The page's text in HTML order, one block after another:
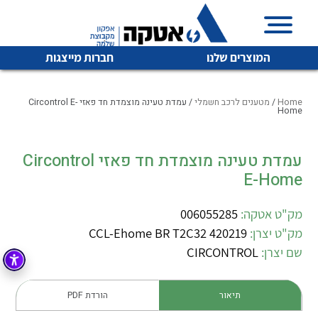
המוצרים שלנו חברות מייצגות
איכות | שרות | זמינות
אטקה בע”מ היא החברה הגדולה והמובילה בישראל בשיווק
מיתוג, בקרה , ואינסטלציה חשמלית ופעילה ב7 תחומים:
חשמל מיתוג ואינסטלציה חשמלית
קופסאות וארונות לחשמל, בקרה ואלקטרוניקה
לכל מוצרי היצרן לכל מוצרי היצרן
לכל מוצרי היצרן לכל מוצרי היצרן
Home
/ מטענים לרכב חשמלי / עמדת טעינה מוצמדת חד פאזי Circontrol E-
Home
עמדת טעינה מוצמדת חד פאזי Circontrol
E-Home
מק"ט אטקה: 006055285
מק"ט יצרן: CCL-Ehome BR T2C32 420219
שם יצרן: CIRCONTROL
תיאור הורדת PDF